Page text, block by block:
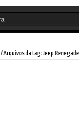
/Arquivos da tag: Jeep Renegade